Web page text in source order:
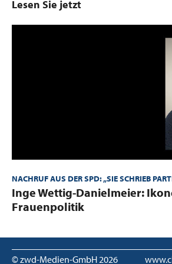
Lesen Sie jetzt
NACHRUF AUS DER SPD: „SIE SCHRIEB
:Inge Wettig-Danielmeier:
Frauenpolitik
© zwd-Medien-GmbH2026